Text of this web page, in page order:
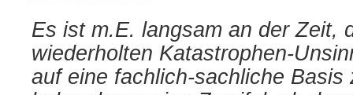
Es ist m.E. langsam an der Zeit,
wiederholten Katastrophen-
auf eine fachlich-sachliche Basis